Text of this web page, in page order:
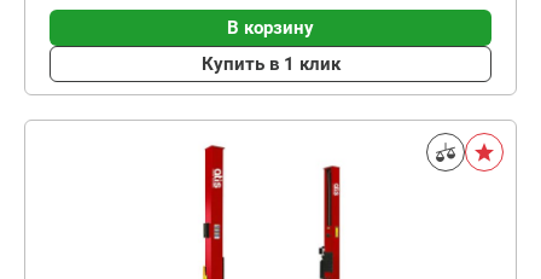
В корзину
Купить в 1 клик